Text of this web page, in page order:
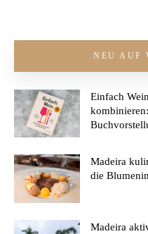
NEU AUF
Einfach
Madeira
die
Madeira